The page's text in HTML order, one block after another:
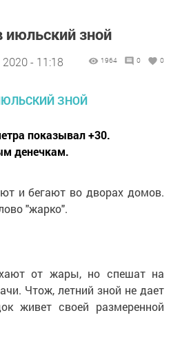
зной
- 11:18 1964 0 0
показывал +30.
денечкам.
и бегают во дворах домов.
"жарко".
от жары, но спешат на
Чтож, летний зной не дает
живет своей размеренной